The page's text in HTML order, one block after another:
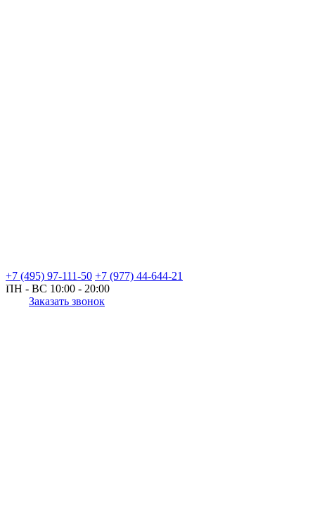
+7 (495) 97-111-50 +7 (977) 44-644-21
ПН - ВС 10:00 - 20:00
Заказать звонок